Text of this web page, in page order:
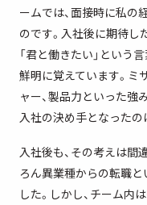
ームでは、面接時に私の
のです。入社後に期待し
「君と働きたい」という
鮮明に覚えています。ミ
ャー、製品力といった強
入社の決め手となったの
入社後も、その考えは間
ろん異業種からの転職
した。しかし、チーム内